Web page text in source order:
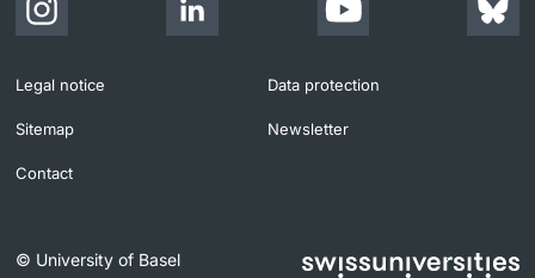
Legal notice Data protection
Sitemap Newsletter
Contact
© University of Basel